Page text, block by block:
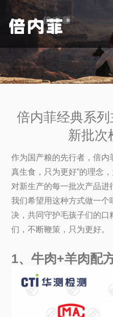
倍内菲经典系
新批次
作为国产粮的先行者，倍内
真生食，只为更好”的理念
对新生产的每一批次产品进
我们希望用这种方式做一
决，共同守护毛孩子们的
们，不断鞭策，只为更好。
1、牛肉+羊肉配